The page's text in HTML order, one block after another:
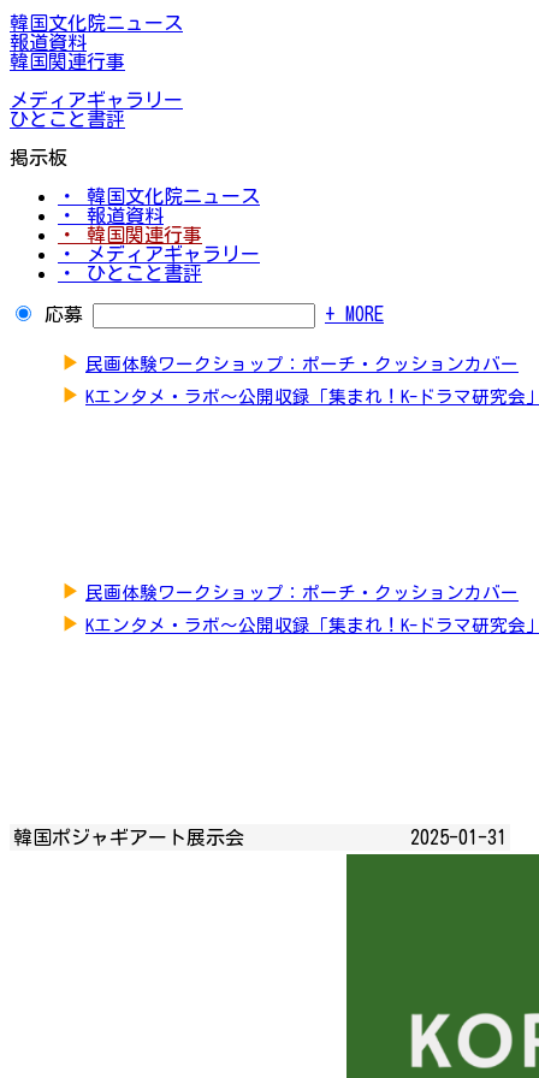
韓国文化院ニュース
報道資料
韓国関連行事
メディアギャラリー
ひとこと書評
掲示板
・ 韓国文化院ニュース
・ 報道資料
・ 韓国関連行事
・ メディアギャラリー
・ ひとこと書評
応募 + MORE
▶ 民画体験ワークショップ：ポーチ・クッションカバー
▶ Kエンタメ・ラボ～公開収録「集まれ！K-ドラマ研究会
▶ 民画体験ワークショップ：ポーチ・クッションカバー
▶ Kエンタメ・ラボ～公開収録「集まれ！K-ドラマ研究会
韓国ポジャギアート展示会 2025-01-31